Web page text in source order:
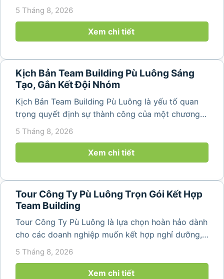
nhân viên và xây dựng tinh thần đồng đội trong
núi rừng hùng vĩ, không khí...
5 Tháng 8, 2026
Xem chi tiết
Kịch Bản Team Building Pù Luông Sáng
Tạo, Gắn Kết Đội Nhóm
Kịch Bản Team Building Pù Luông là yếu tố quan
trọng quyết định sự thành công của một chương
trình du lịch doanh nghiệp. Một kịch bản được xây
dựng bài bản không chỉ mang đến những phút
giây vui vẻ, sôi động mà còn...
5 Tháng 8, 2026
Xem chi tiết
Tour Công Ty Pù Luông Trọn Gói Kết Hợp
Team Building
Tour Công Ty Pù Luông là lựa chọn hoàn hảo dành
cho các doanh nghiệp muốn kết hợp nghỉ dưỡng,
team building và gắn kết tập thể trong không gian
Hóa vài giờ di chuyển,...
5 Tháng 8, 2026
Xem chi tiết